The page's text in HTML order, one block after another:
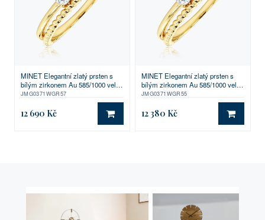
MINET Elegantní zlatý prsten s
bílým zirkonem Au 585/1000 vel.
57 - 2,00g
JMG0371WGR57
12 690 Kč DO KOŠÍKU
MINET Elegantní zlatý prsten s
bílým zirkonem Au 585/1000 vel.
55 - 1,95g
JMG0371WGR55
12 380 Kč DO